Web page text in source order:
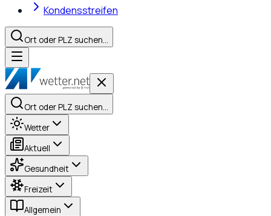
Kondensstreifen
Ort oder PLZ suchen…
Ort oder PLZ suchen…
Wetter
Aktuell
Gesundheit
Freizeit
Allgemein